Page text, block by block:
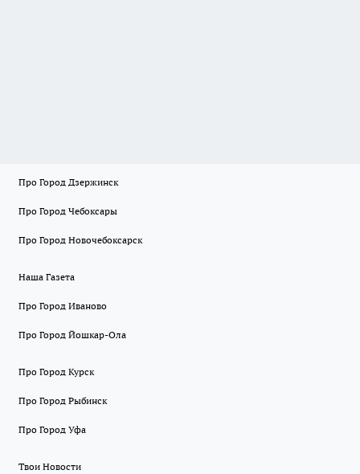
Про Город Дзержинск
Про Город Чебоксары
Про Город Новочебоксарск
Наша Газета
Про Город Иваново
Про Город Йошкар-Ола
Про Город Курск
Про Город Рыбинск
Про Город Уфа
Твои Новости